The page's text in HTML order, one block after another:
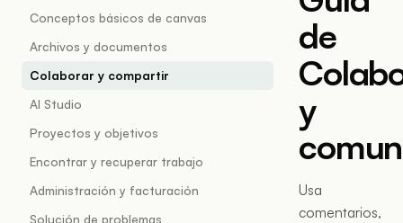
Conceptos básicos de canvas
Archivos y documentos
Colaborar y compartir
AI Studio
Proyectos y objetivos
Encontrar y recuperar trabajo
Administración y facturación
Solución de problemas
de
y
Usa
comentarios,